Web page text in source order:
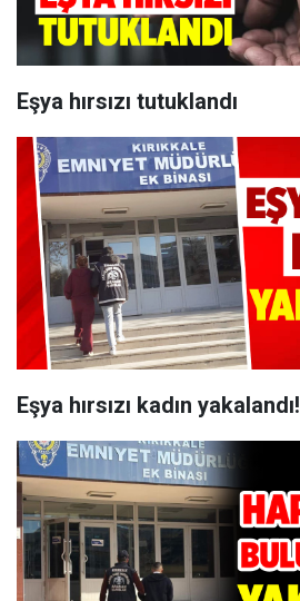
Eşya hırsızı tutuklandı
Eşya hırsızı kadın yakalandı!